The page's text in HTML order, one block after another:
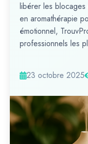
libérer les
en aromathérapie
émotionnel,
professionnels les
23 octobre 2025